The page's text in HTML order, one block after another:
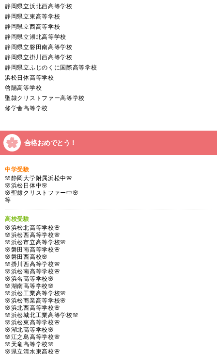
静岡県立浜北西高等学校
静岡県立東高等学校
静岡県立西高等学校
静岡県立湖北高等学校
静岡県立磐田南高等学校
静岡県立掛川西高等学校
静岡県立ふじのくに国際高等学校
浜松日体高等学校
啓陽高等学校
聖隷クリストファー高等学校
修学舎高等学校
合格おめでとう！
中学受験
🌸静岡大学附属浜松中🌸
🌸浜松日体中🌸
🌸聖隷クリストファー中🌸
等
高校受験
🌸浜松北高等学校🌸
🌸浜松西高等学校🌸
🌸浜松市立高等学校🌸
🌸磐田南高等学校🌸
🌸磐田西高校🌸
🌸掛川西高等学校🌸
🌸浜松南高等学校🌸
🌸浜名高等学校🌸
🌸湖南高等学校🌸
🌸浜松工業高等学校🌸
🌸浜松商業高等学校🌸
🌸浜北西高等学校🌸
🌸浜松城北工業高等学校🌸
🌸浜松東高等学校🌸
🌸湖北高等学校🌸
🌸江之島高等学校🌸
🌸天竜高等学校🌸
🌸県立清水東高校🌸